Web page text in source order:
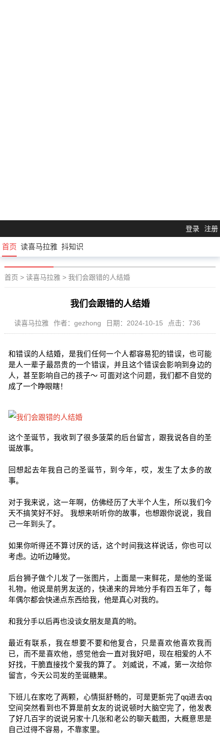
登录 注册
首页 读喜马拉雅 抖知识
首页 > 读喜马拉雅> 我们会跟错的人结婚
我们会跟错的人结婚
读喜马拉雅 作者：gezhong 日期：2024-10-15 点击：736
和错误的人结婚，是我们任何一个人都容易犯的错误，也可能
是人一辈子最昂贵的一个错误，并且这个错误会影响到身边的
人，甚至影响自己的孩子～ 可面对这个问题，我们都不自觉的
成了一个睁眼瞎！
这个圣诞节，我收到了很多菠菜的后台留言，跟我说各自的圣
诞故事。
回想起去年我自己的圣诞节，到今年，哎，发生了太多的故
事。
对于我来说，这一年啊，仿佛经历了大半个人生，所以我们今
天不搞笑好不好。 我想来听听你的故事，也想跟你说说，我自
己一年到头了。
如果你听得还不算讨厌的话，这个时间我这样说话，你也可以
考虑。边听边睡觉。
后台狮子做个儿发了一张图片，上面是一束鲜花，是他的圣诞
礼物。他说是前男友送的，快递来的异地分手有四五年了，每
年偶尔都会快递点东西给我，他是真心对我的。
和我分手以后再也没谈女朋友是真的哟。
最近有联系，我在想要不要和他复合，只是喜欢他喜欢我而
已，而不是喜欢他，感觉他会一直对我好吧，现在相爱的人不
好找，干脆直接找个爱我的算了。 刘威说，不减，第一次给你
留言，今天公司发的圣诞糖果。
下班儿在家吃了两颗，心情挺舒畅的，可是更新完了qq进去qq
空间突然看到也不算是前女友的说说顿时大脑空完了，他发表
了好几百字的说说另家十几张和老公的聊天截图，大概意思是
自己过得不容易，不靠家里。